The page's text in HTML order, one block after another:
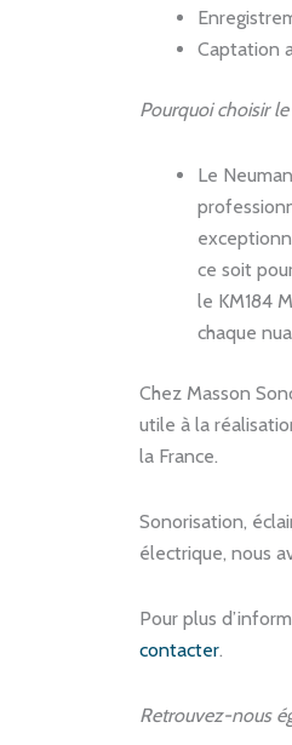
Captation
Pourquoi choisir
Le
ce soit
le KM184
chaque
Chez Masson
utile à la
la France.
Sonorisation,
électrique, nous
Pour plus
contacter.
Retrouvez-nous